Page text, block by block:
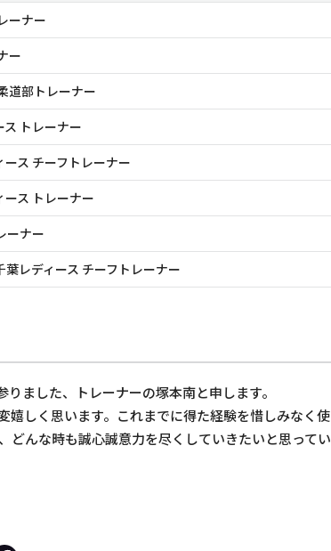
ーナー
ー
道部トレーナー
トレーナー
ス チーフトレーナー
ス トレーナー
ーナー
レディース チーフトレーナー
ました、トレーナーの塚本南と申します。
しく思います。これまでに得た経験を惜しみなく使
どんな時も誠心誠意力を尽くしていきたいと思ってい